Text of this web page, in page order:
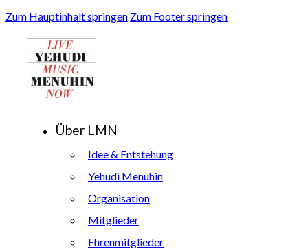
Zum Hauptinhalt springen Zum Footer springen
Über LMN
Idee & Entstehung
Yehudi Menuhin
Organisation
Mitglieder
Ehrenmitglieder